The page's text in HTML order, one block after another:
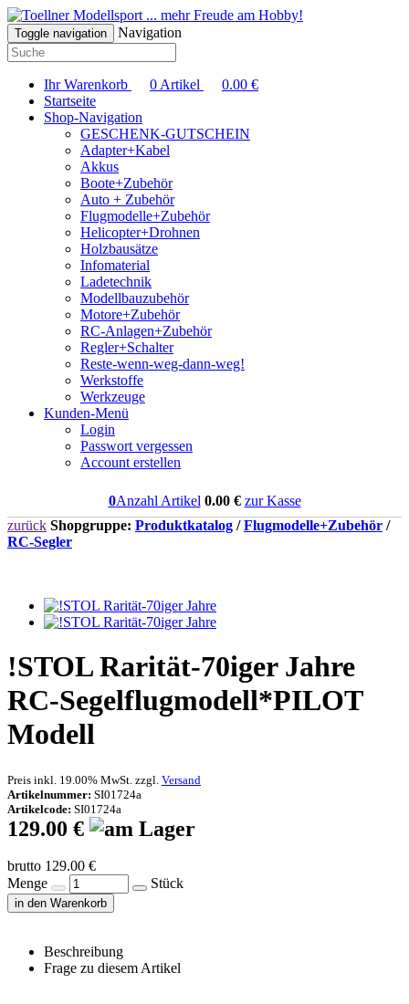
... mehr Freude am Hobby!
Toggle navigation Navigation
Ihr Warenkorb 0 Artikel 0.00 €
Startseite
Shop-Navigation
GESCHENK-GUTSCHEIN
Adapter+Kabel
Akkus
Boote+Zubehör
Auto + Zubehör
Flugmodelle+Zubehör
Helicopter+Drohnen
Holzbausätze
Infomaterial
Ladetechnik
Modellbauzubehör
Motore+Zubehör
RC-Anlagen+Zubehör
Regler+Schalter
Reste-wenn-weg-dann-weg!
Werkstoffe
Werkzeuge
Kunden-Menü
Login
Passwort vergessen
Account erstellen
0Anzahl Artikel 0.00€ zur Kasse
zurück Shopgruppe: Produktkatalog /Flugmodelle+Zubehör /
RC-Segler
!STOL Rarität-70iger Jahre
RC-Segelflugmodell*PILOT
Modell
Preis inkl. 19.00% MwSt. zzgl. Versand
Artikelnummer: SI01724a
Artikelcode: SI01724a
129.00 €
brutto 129.00 €
Menge
Stück
in den Warenkorb
Beschreibung
Frage zu diesem Artikel